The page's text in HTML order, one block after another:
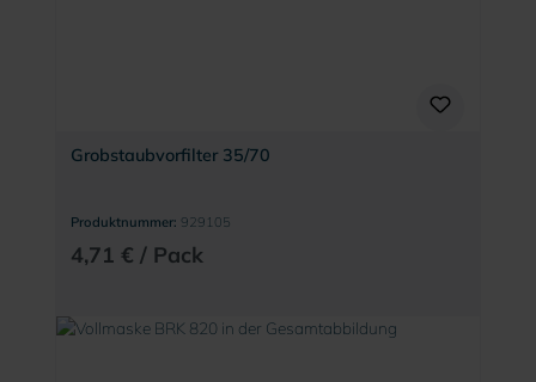
Grobstaubvorfilter 35/70
Produktnummer: 929105
4,71 € / Pack